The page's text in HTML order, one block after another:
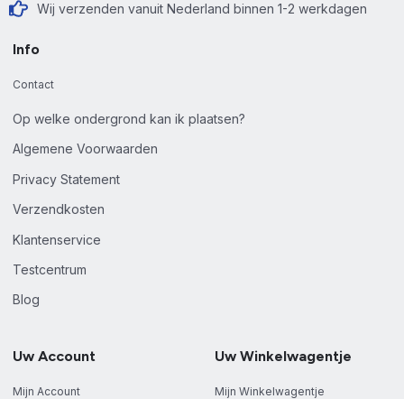
Wij verzenden vanuit Nederland binnen 1-2 werkdagen
Info
Contact
Op welke ondergrond kan ik plaatsen?
Algemene Voorwaarden
Privacy Statement
Verzendkosten
Klantenservice
Testcentrum
Blog
Uw Account
Mijn Account
Uw Winkelwagentje
Mijn Winkelwagentje